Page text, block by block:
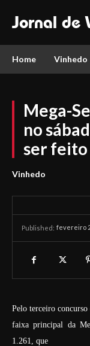
Jornal de
Home Vinhedo
Mega-
no
ser feito
Vinhedo
Published: fevereiro
Pelo terceiro
faixa principal da
1.261, que